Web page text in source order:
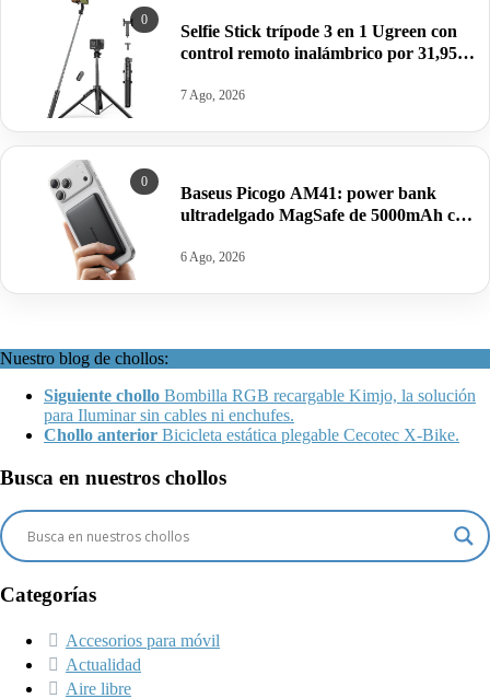
0
Selfie Stick trípode 3 en 1 Ugreen con
control remoto inalámbrico por 31,95€
7 Ago, 2026
0
Baseus Picogo AM41: power bank
ultradelgado MagSafe de 5000mAh con
28,49€ antes 39,99€.
6 Ago, 2026
Nuestro blog de chollos:
Siguiente chollo Bombilla RGB recargable Kimjo, la solución
para Iluminar sin cables ni enchufes.
Chollo anterior Bicicleta estática plegable Cecotec X-Bike.
Busca en nuestros chollos
Categorías
Accesorios para móvil
Actualidad
Aire libre